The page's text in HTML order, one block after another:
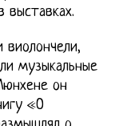
выставках.
виолончели,
музыкальные
он
«О